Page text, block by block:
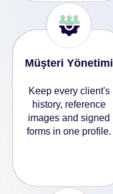
Müşteri Yönetimi
Keep every client's
history, reference
images and signed
forms in one profile.